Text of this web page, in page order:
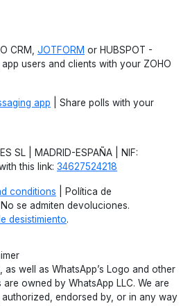
CRM, JOTFORM or HUBSPOT -
users and clients with your ZOHO
app | Share polls with your
SL | MADRID-ESPAÑA | NIF:
this link: 34627524218
conditions | Política de
se admiten devoluciones.
desistimiento.
as well as WhatsApp’s Logo and other
owned by WhatsApp LLC. We are
endorsed by, or in any way